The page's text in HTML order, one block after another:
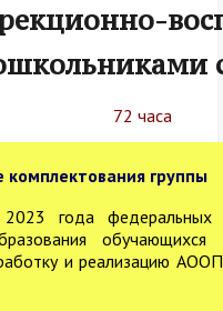
72 часа
группы
года федеральных
и реализацию